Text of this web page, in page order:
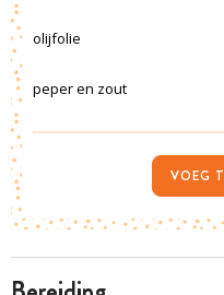
olijfolie
peper en zout
VOEG